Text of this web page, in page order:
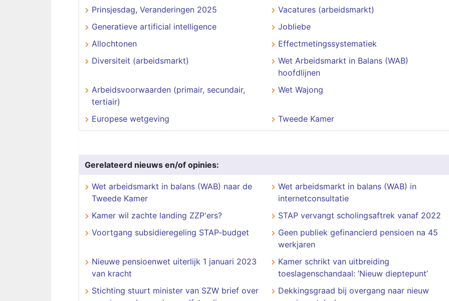
Prinsjesdag, Veranderingen 2025
Vacatures (arbeidsmarkt)
Generatieve artificial intelligence
Jobliebe
Allochtonen
Effectmetingssystematiek
Diversiteit (arbeidsmarkt)
Wet Arbeidsmarkt in Balans (WAB)
hoofdlijnen
Arbeidsvoorwaarden (primair, secundair,
tertiair)
Wet Wajong
Europese wetgeving Tweede Kamer
Gerelateerd nieuws en/of opinies:
Wet arbeidsmarkt in balans (WAB) naar de
Tweede Kamer
Wet arbeidsmarkt in balans (WAB) in
internetconsultatie
Kamer wil zachte landing ZZP'ers?
STAP vervangt scholingsaftrek vanaf 2022
Voortgang subsidieregeling STAP-budget
Geen publiek gefinancierd pensioen na 45
werkjaren
Nieuwe pensioenwet uiterlijk 1 januari 2023
van kracht
Kamer schrikt van uitbreiding
toeslagenschandaal: ’Nieuw dieptepunt’
Stichting stuurt minister van SZW brief over
Dekkingsgraad bij overgang naar nieuw